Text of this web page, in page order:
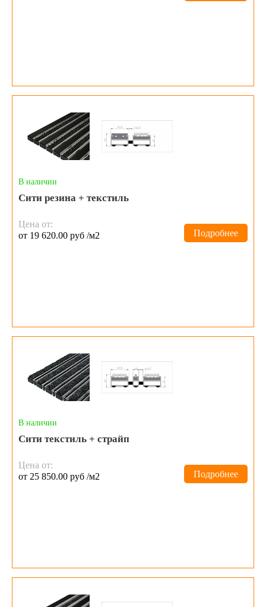
В наличии
Сити резина + текстиль
Цена от:
от 19 620.00 руб /м2
Подробнее
В наличии
Сити текстиль + страйп
Цена от:
от 25 850.00 руб /м2
Подробнее